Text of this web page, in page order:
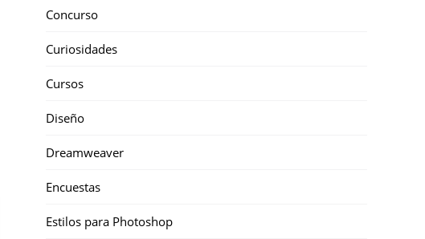
Concurso
Curiosidades
Cursos
Diseño
Dreamweaver
Encuestas
Estilos para Photoshop